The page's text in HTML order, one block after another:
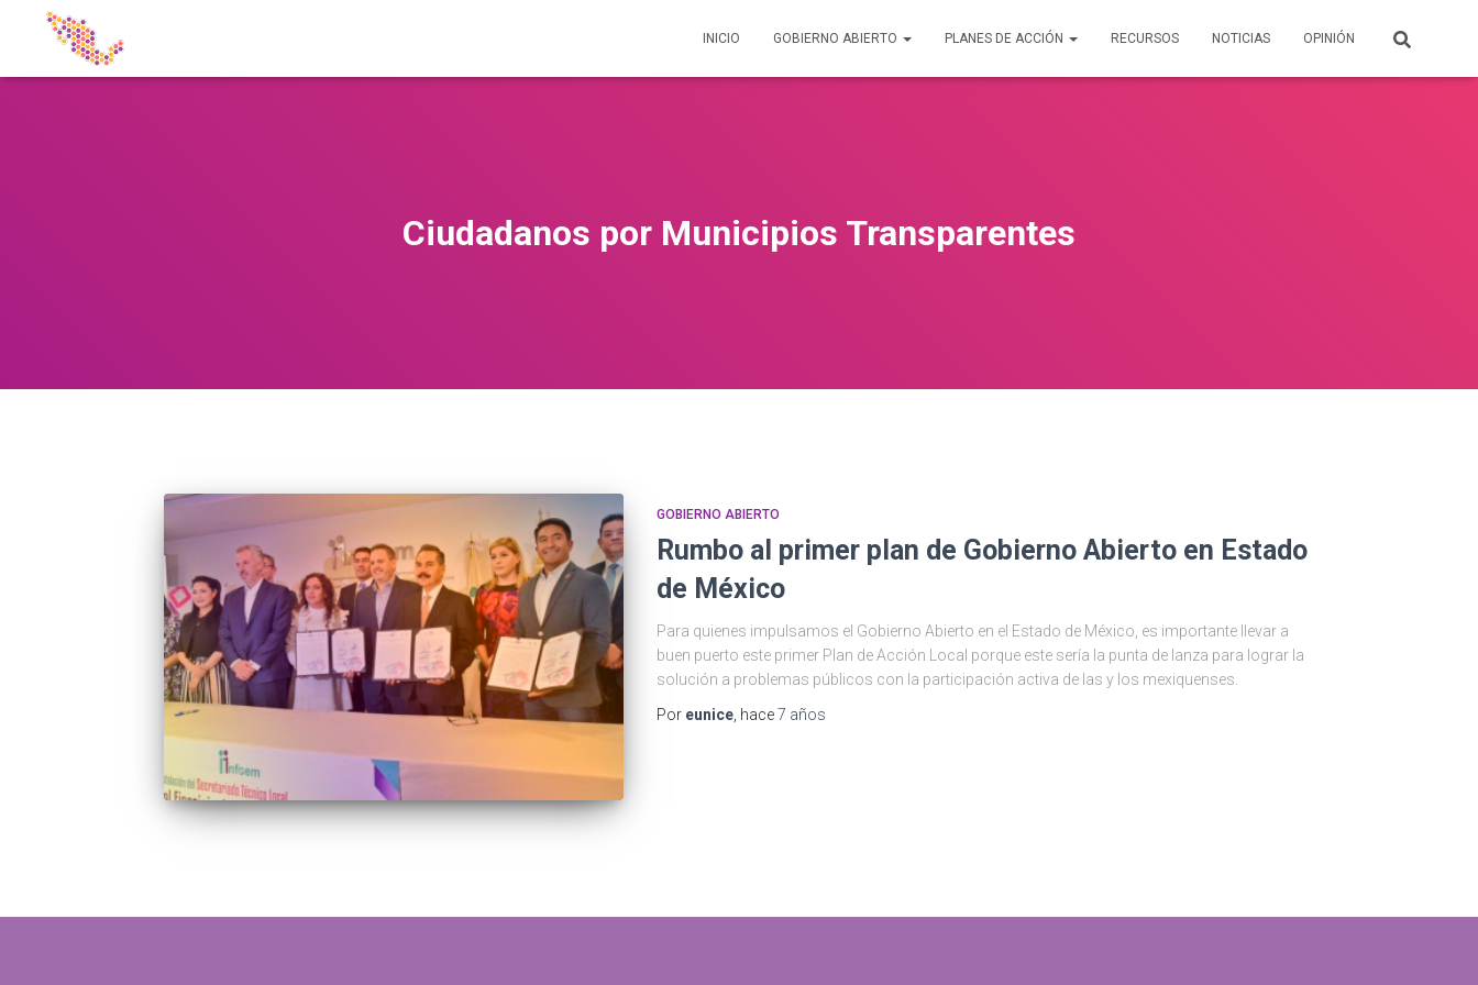
INICIO GOBIERNO ABIERTO PLANES DE ACCIÓN RECURSOS NOTICIAS OPINIÓN
Ciudadanos por Municipios Transparentes
GOBIERNO ABIERTO
Rumbo al primer plan de Gobierno Abierto en Estado
de México
Para quienes impulsamos el Gobierno Abierto en el Estado de México, es importante llevar a
buen puerto este primer Plan de Acción Local porque este sería la punta de lanza para lograr la
solución a problemas públicos con la participación activa de las y los mexiquenses.
Por eunice , hace7 años